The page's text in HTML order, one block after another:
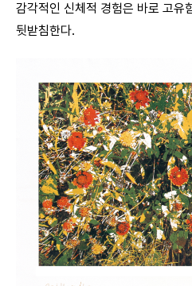
감각적인 신체적 경험은 바로 고유
뒷받침한다.